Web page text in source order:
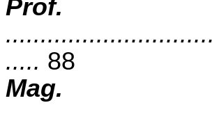
Prof.
..... 88
Mag.